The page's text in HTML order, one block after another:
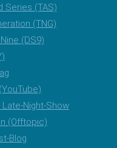
Series (TAS)
(TNG)
(DS9)
Night-Show
(Offtopic)
Blog